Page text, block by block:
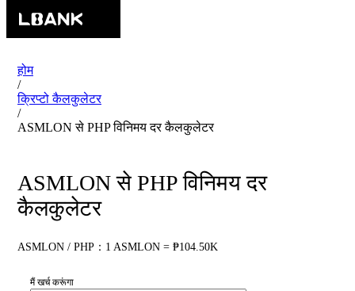
होम
/
क्रिप्टो कैलकुलेटर
/
ASMLON से PHP विनिमय दर कैलकुलेटर
ASMLON से PHP विनिमय दर
कैलकुलेटर
ASMLON / PHP：1 ASMLON = ₱104.50K
मैं खर्च करूंगा